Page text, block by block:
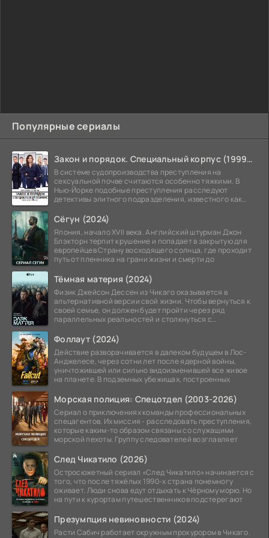
Популярные сериалы
Закон и порядок. Специальный корпус (1999-2026)
В системе судопроизводства преступления на
сексуальной почве считаются особенно тяжкими. В
Нью-Йорке подобные преступления расследуют
детективы элитного подразделения, известного как
Сёгун (2024)
Япония, начало XVII века. Английский штурман Джон
Блэкторн терпит крушение и попадает в закрытую для
европейцев Страну восходящего солнца, где проходит
путь от пленника на грани жизни и смерти до
Тёмная материя (2024)
Физик Джейсон Дессен из Чикаго оказывается в
альтернативной версии свой жизни. Чтобы вернуться к
своей семье, он должен будет пройти через ряд
параллельных реальностей и столкнуться с
Фоллаут (2024)
Действие разворачивается в далеком будущем в Лос-
Анджелесе, через сотни лет после ядерной войны,
уничтожившей или сильно видоизменившей все живое
на планете. В подземных убежищах, построенных
Морская полиция: Спецотдел (2003-2026)
Сериал о приключениях команды профессиональных
спецагентов. Их миссия - расследовать преступления,
которые каким-то образом связаны со служащими
морской пехоты. Группу следователей возглавляет
След Чикатило (2026)
Остросюжетный сериал «След Чикатило» начинается с
того, что после тяжёлых 1990-х страна понемногу
оживает. Люди снова едут отдыхать к Чёрному морю. Но
на пути к курортам путешественников подстерегают
Презумпция невиновности (2024)
Расти Сабич работает окружным прокурором в Чикаго.